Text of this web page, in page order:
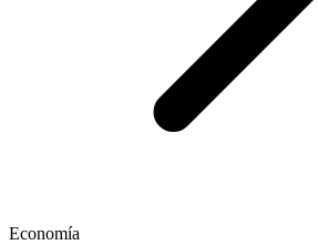
Economía